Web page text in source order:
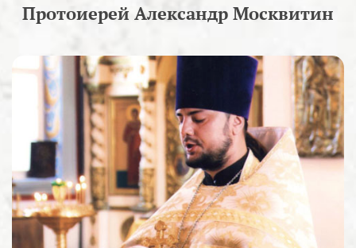
Протоиерей Александр Москвитин